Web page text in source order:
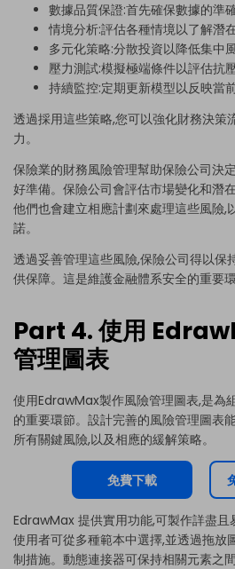
數據品質保證:首先確保數據的準
情境分析:評估各種情境以了解潛在
多元化策略:分散投資以降低集中風
壓力測試:模擬極端條件以評估抗壓
持續監控:定期更新模型以反映當
透過採用這些策略,您可以強化財務決策
力。
保險業的財務風險管理幫助保險公司決
好準備。保險公司會評估市場變化和潛
他們也會建立相應計劃來處理這些風險,
諾。
透過妥善管理這些風險,保險公司得以保
供保障。這是維護金融體系安全的重要環
Part 4. 使用
管理圖表
使用EdrawMax製作風險管理圖表,是為
的重要環節。設計完善的風險管理圖表
所有關鍵風險,以及相應的緩解策略。
免費下載
EdrawMax 提供實用功能,可製作詳盡且
使用者可從多種範本中選擇,並透過拖放
制措施。動態連接器可保持相關元素之